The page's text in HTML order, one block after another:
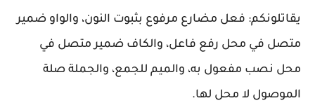
يقاتلونكم: فعل مضارع مرفوع بثبوت النون، والواو ضمير
متصل في محل رفع فاعل، والكاف ضمير متصل في
محل نصب مفعول به، والميم للجمع، والجملة صلة
الموصول لا محل لها.